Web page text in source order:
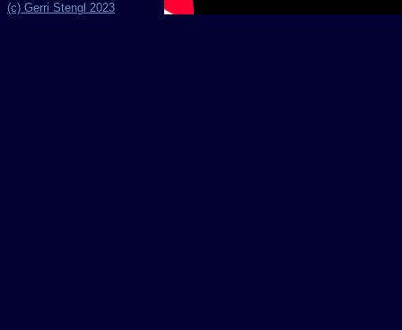
(c) Gerri Stengl 2023